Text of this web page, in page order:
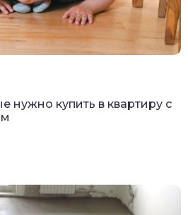
нужно купить в квартиру с